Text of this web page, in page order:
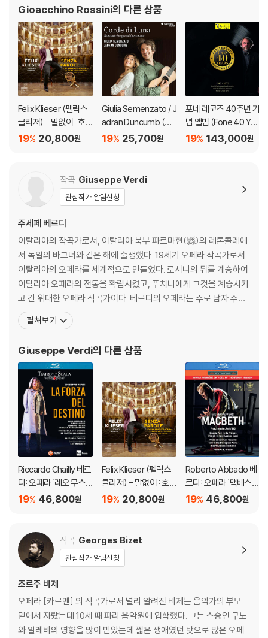
지는 베로나 페스티벌의 베르디 ‘나부코’ 실황물(2017.8)이다. 베르디는
과거의 바빌론과 예루살렘을 배경으로 하여 초연(1842) 당시 이탈리아의
상황을 은유적으로 표현했다. 그렇지만 아흐로 베르나르의 연출은 무대배
경을 19세기의 이탈리아로 설정하는 정공법을 택했다.
마차가 직접 등장하고, 총과 대포가 발사된다. 성악진과 세트를 담는 영상
기법도 혁신적이다. 마치 영화 ‘레 미제라블’의 한 장면을 보는 듯하다. 20
08년부터 메트의 ‘리골레토’ ‘토스카’ 등에 부지런히 오르고 있는 바리톤
조지 가닛제는 대형무대를 힘 있게 장악한다.
코’가 기다리고 있다(7.12~8.18). 해설지(31쪽 분량/영·불·이)에는 연출
가노트, 시놉시스가 수록되어 있다.
3) 2018년 베로나 페스티벌 실황 / 로시니 ‘세비야의 이발사’ [한글자막]
▶ 베로나로 떠나고 싶은 이유
* 연주: 다니엘 오렌(지휘), 아레나 디 베로나 오케스트라·합창단·발레단,
레오 누치(피가로), 니노 마차이츠(로지나), 드미트리 코차크(알마비바),
카를로 리포어(바르톨로), 레루치오 푸를라네토(바실리오), 후고 데 아나
(연출)
‘세비야의 이발사’이다(8월 실황). 베로나의 매력은 브레겐츠 페스티벌과
같은 거대한 규모의 화려한 미장센이다.
이번 무대 역시 ‘살아 있는 전설’로 불리는 바리톤 레오 누치의 피가로 역도
화제였지만, 보는 관점에 따라 인간의 이야기가 아닌 숲 속 기괴한 난장이
들이 펼치는 ‘세비야의 이발사’라 생각하게 만드는 무대도 화제를 낳았다.
오페라극장의 한정된 공간이 아닌 경기장 무대를 드넓게 사용하기 때문에,
카메라에 잡히는 공간과 카메라 쇼트 역시 다양하다. 어둠이 내려앉은 관
객석과 대비되는 무대의 화려함, 그리고 마지막 불꽃놀이가 환상적이다.
해설지(35쪽 분량/영·불·독·이탈리아어)에는 연출가 인터뷰, 시놉시스가
수록되어 있다.
DVD/ Blu-ray 구매시 참고 사항 안내드립니다.
※ 4K블루레이, 3D 블루레이 재생 관련 안내
1) 4K UHD 디스크는 대용량의 데이터 전송이 필요하므로 4K전용 플레
이어를 사용하셔야 합니다. 더불어 플레이어 소프트웨어 최신 버전의 업데
이트, 대용량 케이블 사용이 필수입니다.
2) 3D 블루레이는 전용 플레이어와 3D 지원 TV를 통해서만 재생 가능합
니다.
Gioacchino Rossini의 다른 상품
Felix Klieser (펠릭스
클리저) - 말없이 : 호른
으로 연주하는 이탈리
Horn by Puccini, Ver
di, Rossini and other
20,800원
19%
Giulia Semenzato / J
adran Duncumb (줄
리아 세멘자토 / 자드란
Songs And Canzon
ette)
25,700원
19%
포네 레코즈 40주년 기
념 앨범 (Fone 40 Yea
rs 1983-2023) [2L
143,000원
19%
작곡 Giuseppe Verdi
관심작가 알림신청
주세페 베르디
이탈리아의 작곡가로서, 이탈리아 북부 파르마현(縣)의 레론콜레에
서 독일의 바그너와 같은 해에 출생했다. 19세기 오페라 작곡가로서
이탈리아의 오페라를 세계적으로 만들었다. 로시니의 뒤를 계승하여
이탈리아 오페라의 전통을 확립시켰고, 푸치니에게 그것을 계승시키
고 간 위대한 오페라 작곡가이다. 베르디의 오페라는 주로 남자 주인
공을 중심으로 전개되는데, 그의 오페라는 힘차고 당당한 극적 성격
을 지니고 있다. 말년에는 비극적인 작품을 많이 써냈고 '팔스타프'와
페라 이외의 작품으로는 '레퀴엠', '현악사중주곡' 등이 널리
펼쳐보기
Giuseppe Verdi의 다른 상품
Riccardo Chailly 베르
디: 오페라 `레오 무스
카토` (Verdi: Opera `
46,800원
19%
Felix Klieser (펠릭스
클리저) - 말없이 : 호른
으로 연주하는 이탈리
Horn by Puccini, Ver
di, Rossini and other
s)
20,800원
19%
Roberto Abbado 베
르디: 오페라 `맥베스`
(Verdi: Opera `Macb
46,800원
19%
작곡 Georges Bizet
관심작가 알림신청
조르주 비제
오페라 [카르멘] 의 작곡가로서 널리 알려진 비제는 음악가의 부모
밑에서 자랐는데 10세 때 파리 음악원에 입학했다. 그는 스승인 구노
와 알레비의 영향을 많이 받았는데 짧은 생애였던 탓으로 많은 오페